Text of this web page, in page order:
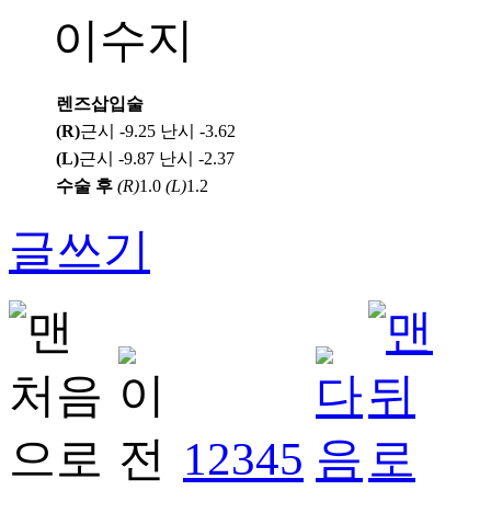
이수지
렌즈삽입술
(R)근시 -9.25 난시 -3.62
(L)근시 -9.87 난시 -2.37
수술 후 (R)1.0 (L)1.2
글쓰기
12345